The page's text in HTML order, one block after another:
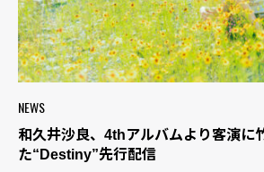
NEWS
和久井沙良、4thアルバムより客演に
た“Destiny”先行配信